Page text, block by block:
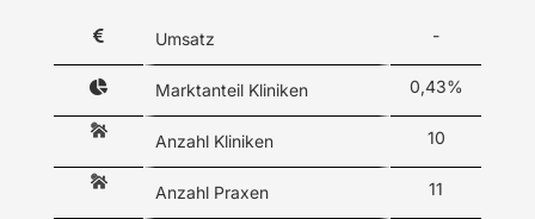
Umsatz -
Marktanteil Kliniken 0,43%
Anzahl Kliniken 10
Anzahl Praxen 11